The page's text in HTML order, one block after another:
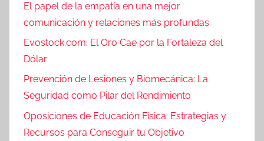
El papel de la empatía en una mejor
comunicación y relaciones más profundas
Evostock.com: El Oro Cae por la Fortaleza del
Dólar
Prevención de Lesiones y Biomecánica: La
Seguridad como Pilar del Rendimiento
Oposiciones de Educación Física: Estrategias y
Recursos para Conseguir tu Objetivo